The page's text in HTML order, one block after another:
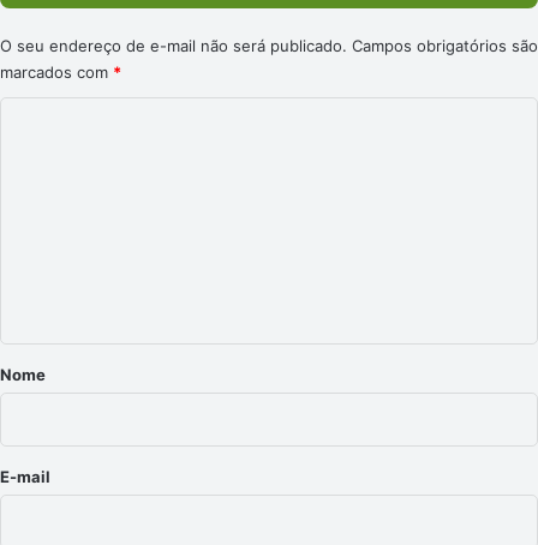
O seu endereço de e-mail não será publicado. Campos obrigatórios são
marcados com *
r
*
Nome
E-mail